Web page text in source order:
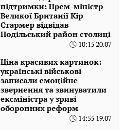
підтримки: Прем-міністр
Великої Британії Кір
Стармер відвідав
Подільський район столиці
10:15 20.07
Ціна красивих картинок:
українські військові
записали емоційне
звернення та звинуватили
ексміністра у зриві
оборонних реформ
14:55 19.07